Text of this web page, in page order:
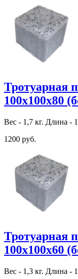
Тротуарная
100х100х80
Вес - 1,7 кг. Длина
1200 руб.
Тротуарная
100х100х60
Вес - 1,3 кг. Длина